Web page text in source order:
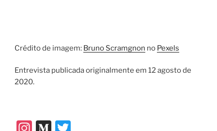
Crédito de imagem: Bruno Scramgnon no Pexels
Entrevista publicada originalmente em 12 agosto de
2020.